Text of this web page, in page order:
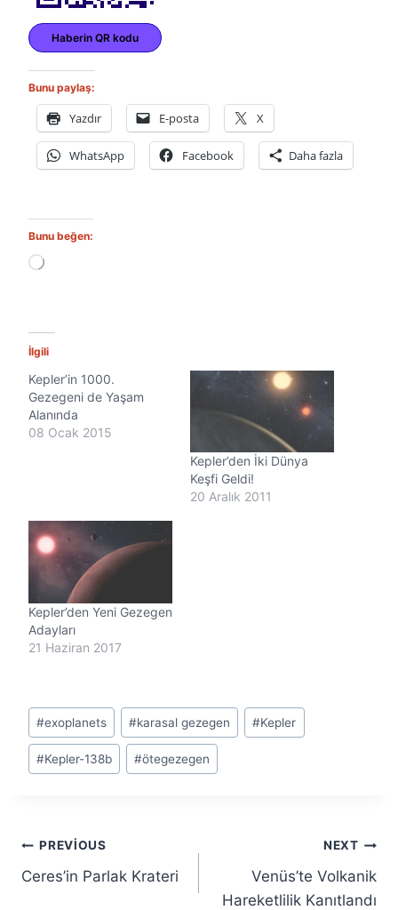
Haberin QR kodu
Bunu paylaş:
Yazdır E-posta X
WhatsApp Facebook Daha fazla
Bunu beğen:
Y
n
y
o
r
İlgili
Kepler’in 1000.
Gezegeni de Yaşam
Alanında
08 Ocak 2015
Kepler’den İki Dünya
Keşfi Geldi!
20 Aralık 2011
Kepler’den Yeni Gezegen
Adayları
21 Haziran 2017
Post
Tags:
#exoplanets #karasal gezegen #Kepler
#Kepler-138b #ötegezegen
Yazı
gezinmesi
PREVIOUS
Ceres’in Parlak Krateri
NEXT
Venüs’te Volkanik
Hareketlilik Kanıtlandı